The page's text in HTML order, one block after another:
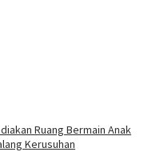
Ruang Bermain Anak
Kerusuhan